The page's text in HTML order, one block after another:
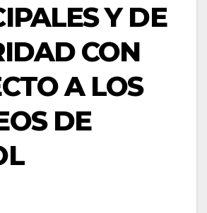
Y DE
CON
A LOS
DE